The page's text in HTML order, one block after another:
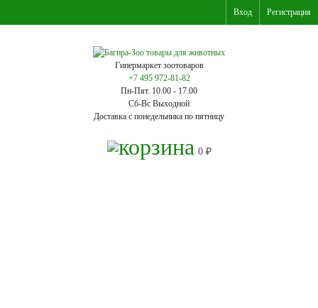
Вход Регистрация
Гипермаркет зоотоваров
+7 495 972-81-82
Пн-Пят. 10.00 - 17.00
Сб-Вс Выходной
Доставка с понедельника по пятницу
0 ₽